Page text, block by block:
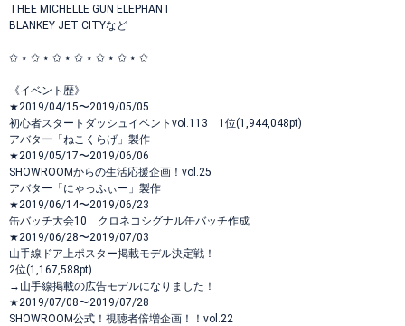
THEE MICHELLE GUN ELEPHANT
BLANKEY JET CITYなど
✩ ⋆ ✩ ⋆ ✩ ⋆ ✩ ⋆ ✩ ⋆ ✩ ⋆ ✩
《イベント歴》
★2019/04/15〜2019/05/05
初心者スタートダッシュイベントvol.113 1位(1,944,048pt)
アバター「ねこくらげ」製作
★2019/05/17〜2019/06/06
SHOWROOMからの生活応援企画！vol.25
アバター「にゃっふぃー」製作
★2019/06/14〜2019/06/23
缶バッチ大会10 クロネコシグナル缶バッチ作成
★2019/06/28〜2019/07/03
山手線ドア上ポスター掲載モデル決定戦！
2位(1,167,588pt)
→山手線掲載の広告モデルになりました！
★2019/07/08〜2019/07/28
SHOWROOM公式！視聴者倍増企画！！vol.22